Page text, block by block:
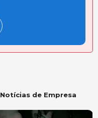
Notícias de Empresa